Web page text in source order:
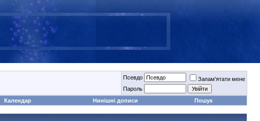
Псевдо
Запам'ятати мене
Пароль
Календар Нинішні дописи Пошук